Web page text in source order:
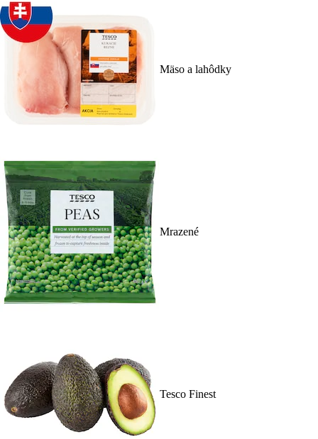
Mäso a lahôdky
Mrazené
Tesco Finest